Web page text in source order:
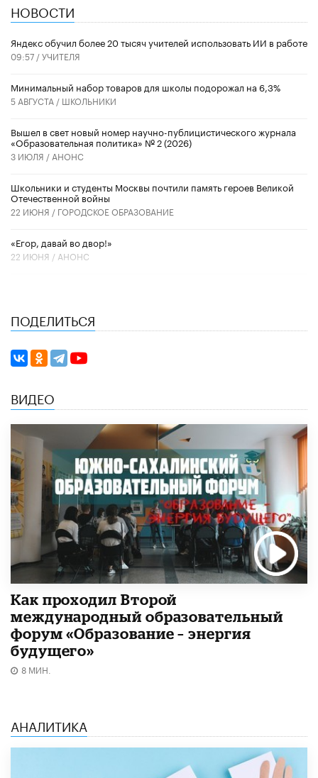
НОВОСТИ
​Яндекс обучил более 20 тысяч учителей использовать ИИ в работе
09:57 /УЧИТЕЛЯ
Минимальный набор товаров для школы подорожал на 6,3%
5 АВГУСТА / ШКОЛЬНИКИ
Вышел в свет новый номер научно-публицистического журнала
«Образовательная политика» № 2 (2026)
3 ИЮЛЯ / АНОНС
Школьники и студенты Москвы почтили память героев Великой
Отечественной войны
22 ИЮНЯ / ГОРОДСКОЕ ОБРАЗОВАНИЕ
«Егор, давай во двор!»
22 ИЮНЯ / АНОНС
ПОДЕЛИТЬСЯ
ВИДЕО
Как проходил Второй
международный образовательный
форум «Образование – энергия
будущего»​
8 МИН.
АНАЛИТИКА